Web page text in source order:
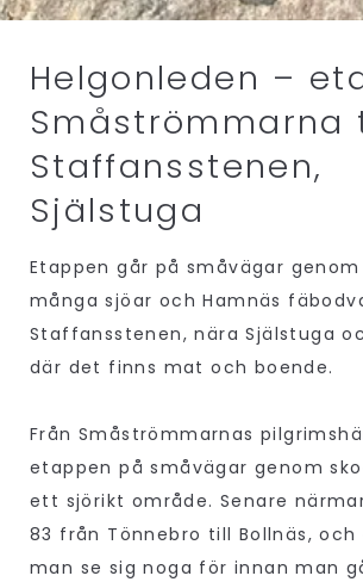
Helgonleden –
Småströmmarna
Staffansstenen,
Själstuga
Etappen går på småvägar
många sjöar och Hamnäs
Staffansstenen, nära Själstuga
där det finns mat och boende.
Från Småströmmarnas
etappen på småvägar genom
ett sjörikt område. Senare
83 från Tönnebro till Bollnäs, och
man se sig noga för innan man